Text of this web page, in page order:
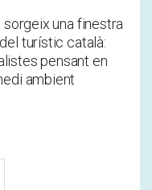
sorgeix una finestra
turístic català:
pensant en
ambient